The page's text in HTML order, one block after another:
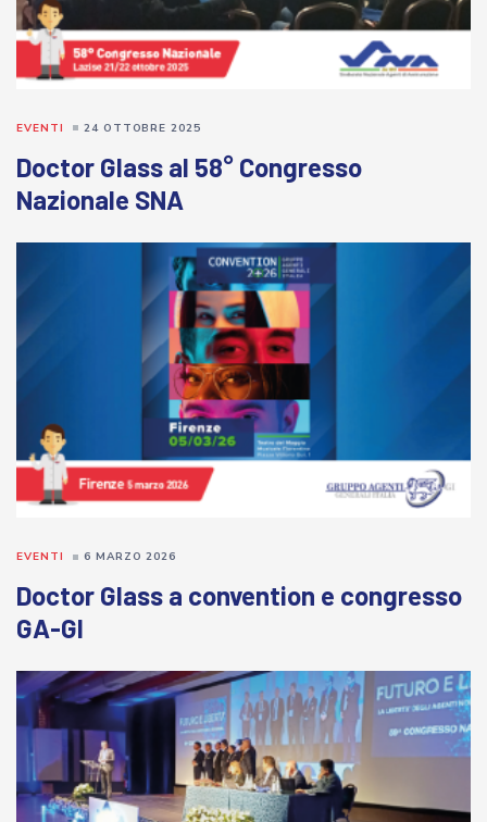
Doctor Glass al 58° Congresso
Nazionale SNA
EVENTI 24 OTTOBRE 2025
Doctor Glass a convention e congresso
GA-GI
EVENTI 6 MARZO 2026